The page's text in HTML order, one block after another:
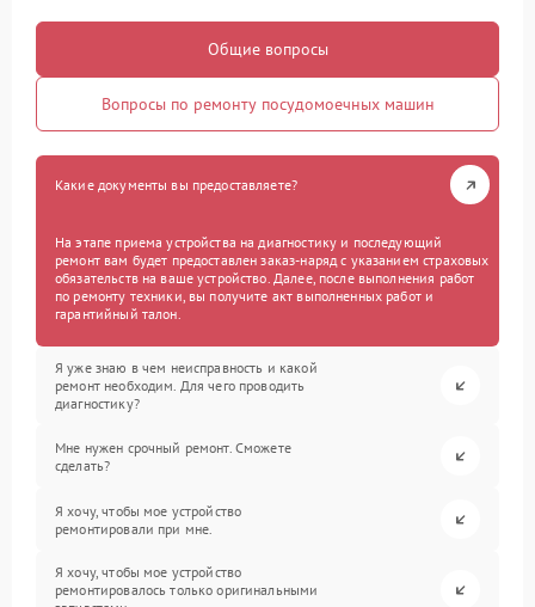
Общие вопросы
Вопросы по ремонту посудомоечных машин
Какие документы вы предоставляете?
На этапе приема устройства на диагностику и последующий
ремонт вам будет предоставлен заказ-наряд с указанием страховых
обязательств на ваше устройство. Далее, после выполнения работ
по ремонту техники, вы получите акт выполненных работ и
гарантийный талон.
Я уже знаю в чем неисправность и какой
ремонт необходим. Для чего проводить
диагностику?
Мне нужен срочный ремонт. Сможете
сделать?
Я хочу, чтобы мое устройство
ремонтировали при мне.
Я хочу, чтобы мое устройство
ремонтировалось только оригинальными